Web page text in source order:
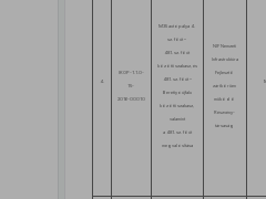
4.
IKOP-1.1.0-
15-
2016-00010
M35 autópálya 4.
sz. főút –
481. sz. főút
közötti szakasz, és
481. sz. főút –
Berettyóújfalu
közötti szakasz,
valamint
a 481. sz. főút
megvalósítása
NIF Nemzeti
Infrastruktúra
Fejlesztő
zártkörűen
működő
Részvény-
társaság